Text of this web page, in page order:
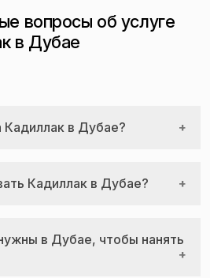
вопросы об услуге
в Дубае
Кадиллак в Дубае?
Дубае, Кадиллак — это очевидный
передвижения по Дубаю — на
занимает 30 минут или
Кадиллак в Дубае?
это неизбежно дороже, чем
Zenith Super Car Rental
в Дубае, чтобы нанять